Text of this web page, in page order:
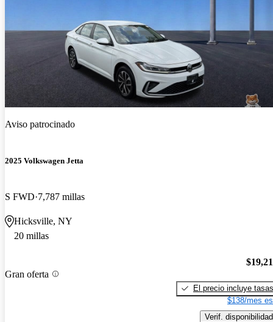
Aviso patrocinado
2025 Volkswagen Jetta
S FWD 7,787 millas
Hicksville, NY
20 millas
Gran oferta
El precio incluye tasas
$138/mes
Verif. disponibilidad